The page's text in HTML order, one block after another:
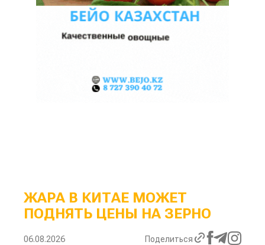
ЖАРА В КИТАЕ МОЖЕТ
ПОДНЯТЬ ЦЕНЫ НА ЗЕРНО
06.08.2026 Поделиться